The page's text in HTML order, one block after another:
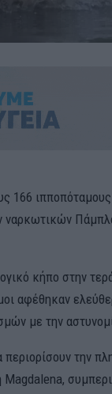
166
ναρκωτικών
κήπο στην
αφέθηκαν
με την
την
Magdalena,